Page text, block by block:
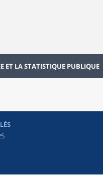
ET LA STATISTIQUE PUBLIQUE